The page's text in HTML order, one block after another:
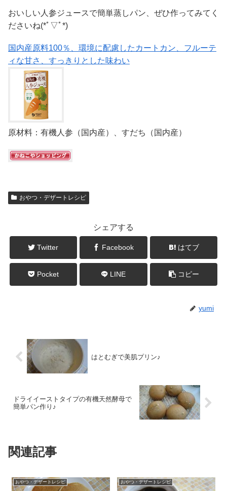
おいしい人参ジュースで簡単蒸しパン、ぜひ作ってみてく
ださいね(*ﾟ▽ﾟ*)
国内産原料100％、環境に配慮したカートカン、フルーテ
ィな甘さ、すっきりとした味わい
原材料：有機人参（国内産）、すだち（国内産）
おやつ・デザートレシピ
シェアする
Twitter Facebook はてブ
Pocket LINE コピー
yumi
はとむぎで美肌プリン♪
ドライイーストタイプの有機天然酵母で
簡単パン作り♪
関連記事
おやつ・デザートレシピ おやつ・デザートレシピ